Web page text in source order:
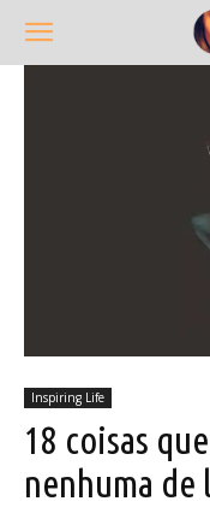
Inspiring Life
18 coisas
nenhuma